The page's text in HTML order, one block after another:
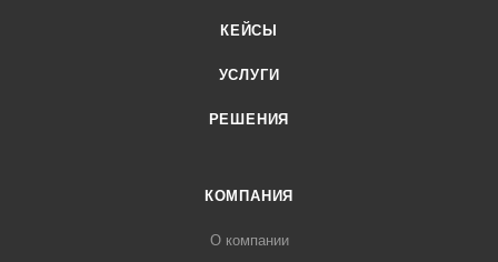
КЕЙСЫ
УСЛУГИ
РЕШЕНИЯ
КОМПАНИЯ
О компании